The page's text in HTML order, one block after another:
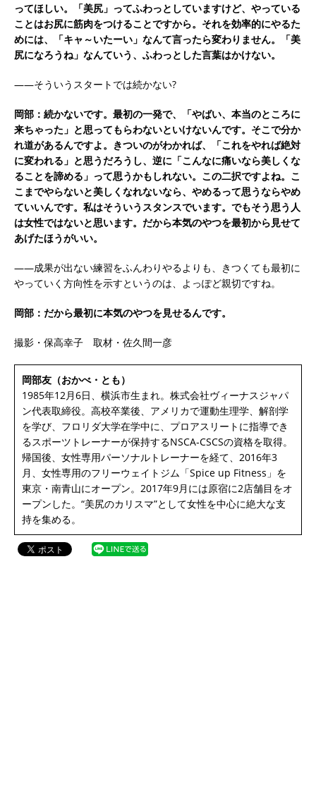
ってほしい。「美尻」ってふわっとしていますけど、やっている
ことはお尻に筋肉をつけることですから。それを効率的にやるた
めには、「キャ～いたーい」なんて言ったら変わりません。「美
尻になろうね」なんていう、ふわっとした言葉はかけない。
――そういうスタートでは続かない?
岡部：続かないです。最初の一発で、「やばい、本当のところに
来ちゃった」と思ってもらわないといけないんです。そこで分か
れ道があるんですよ。きついのがわかれば、「これをやれば絶対
に変われる」と思うだろうし、逆に「こんなに痛いなら美しくな
ることを諦める」って思うかもしれない。この二択ですよね。こ
こまでやらないと美しくなれないなら、やめるって思うならやめ
ていいんです。私はそういうスタンスでいます。でもそう思う人
は女性ではないと思います。だから本気のやつを最初から見せて
あげたほうがいい。
――成果が出ない練習をふんわりやるよりも、きつくても最初に
やっていく方向性を示すというのは、よっぽど親切ですね。
岡部：だから最初に本気のやつを見せるんです。
撮影・保高幸子 取材・佐久間一彦
岡部友（おかべ・とも）
1985年12月6日、横浜市生まれ。株式会社ヴィーナスジャパ
ン代表取締役。高校卒業後、アメリカで運動生理学、解剖学
を学び、フロリダ大学在学中に、プロアスリートに指導でき
るスポーツトレーナーが保持するNSCA‐CSCSの資格を取得。
帰国後、女性専用パーソナルトレーナーを経て、2016年3
月、女性専用のフリーウェイトジム「Spice up Fitness」を
東京・南青山にオープン。2017年9月には原宿に2店舗目をオ
ープンした。“美尻のカリスマ”として女性を中心に絶大な支
持を集める。